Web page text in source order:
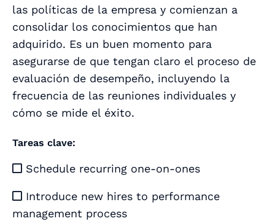
las políticas de la empresa y comienzan a
consolidar los conocimientos que han
adquirido. Es un buen momento para
asegurarse de que tengan claro el proceso de
evaluación de desempeño, incluyendo la
frecuencia de las reuniones individuales y
cómo se mide el éxito.
Tareas clave:
 Schedule recurring one-on-ones
 Introduce new hires to performance
management process